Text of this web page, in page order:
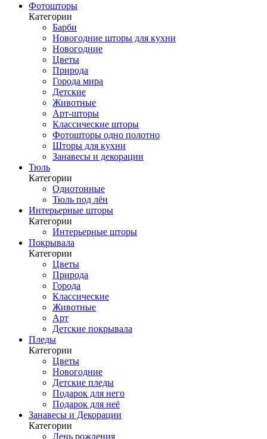
Фотошторы
Категории
Барби
Новогодние шторы для кухни
Новогодние
Цветы
Природа
Города мира
Детские
Животные
Арт-шторы
Классические шторы
Фотошторы одно полотно
Шторы для кухни
Занавесы и декорации
Тюль
Категории
Однотонные
Тюль под лён
Интерьерные шторы
Категории
Интерьерные шторы
Покрывала
Категории
Цветы
Природа
Города
Классические
Животные
Арт
Детские покрывала
Пледы
Категории
Цветы
Новогодние
Детские пледы
Подарок для него
Подарок для неё
Занавесы и Декорации
Категории
День рождения